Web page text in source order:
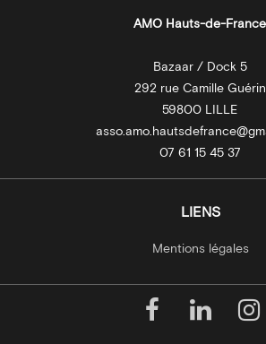
AMO Hauts-de-France
Bazaar / Dock 5
292 rue Camille Guérin
59800 LILLE
07 61 15 45 37
LIENS
Mentions légales